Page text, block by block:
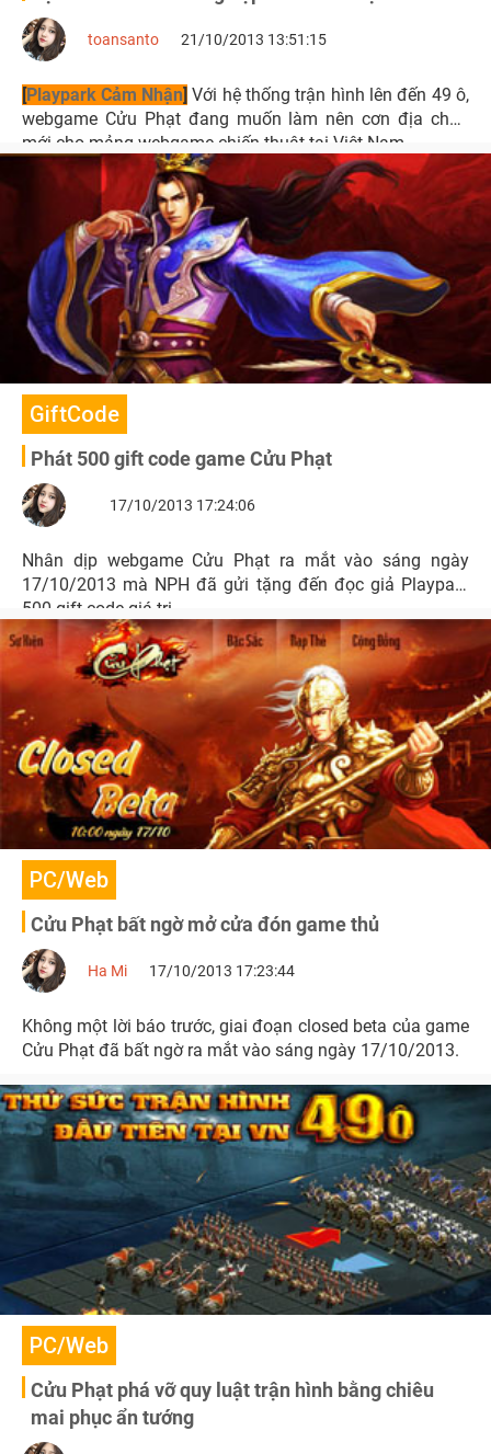
toansanto 21/10/2013 13:51:15
[Playpark Cảm Nhận] Với hệ thống trận hình lên đến 49 ô,
webgame Cửu Phạt đang muốn làm nên cơn địa chấn
mới cho mảng webgame chiến thuật tại Việt Nam.
GiftCode
Phát 500 gift code game Cửu Phạt
17/10/2013 17:24:06
Nhân dịp webgame Cửu Phạt ra mắt vào sáng ngày
17/10/2013 mà NPH đã gửi tặng đến đọc giả Playpark
500 gift code giá trị.
PC/Web
Cửu Phạt bất ngờ mở cửa đón game thủ
Ha Mi 17/10/2013 17:23:44
Không một lời báo trước, giai đoạn closed beta của game
Cửu Phạt đã bất ngờ ra mắt vào sáng ngày 17/10/2013.
PC/Web
Cửu Phạt phá vỡ quy luật trận hình bằng chiêu
mai phục ẩn tướng